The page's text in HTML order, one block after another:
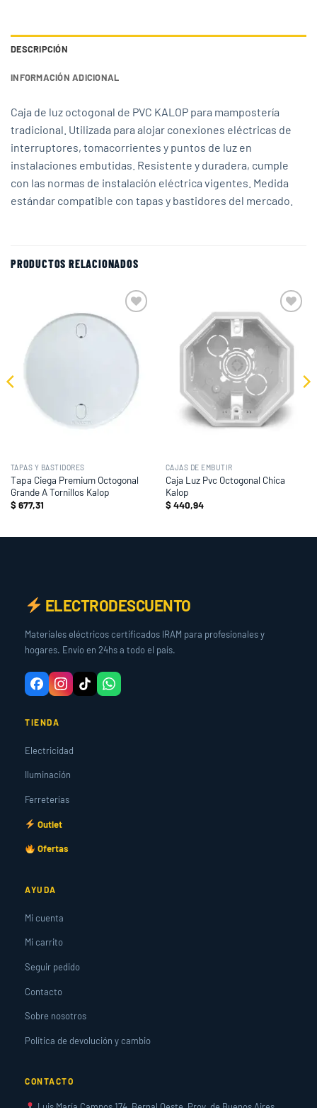
DESCRIPCIÓN
INFORMACIÓN ADICIONAL
Caja de luz octogonal de PVC KALOP para mampostería
tradicional. Utilizada para alojar conexiones eléctricas de
interruptores, tomacorrientes y puntos de luz en
instalaciones embutidas. Resistente y duradera, cumple
con las normas de instalación eléctrica vigentes. Medida
estándar compatible con tapas y bastidores del mercado.
PRODUCTOS RELACIONADOS
wishlist
TAPAS Y BASTIDORES
Tapa Ciega Premium Octogonal
Grande A Tornillos Kalop
$677,31
wishlist
CAJAS DE EMBUTIR
Caja Luz Pvc Octogonal Chica
Kalop
$440,94
ELECTRODESCUENTO
Materiales eléctricos certificados IRAM para profesionales y
hogares. Envío en 24hs a todo el país.
TIENDA
Electricidad
Iluminación
Ferreterías
Outlet
Ofertas
AYUDA
Mi cuenta
Mi carrito
Seguir pedido
Contacto
Sobre nosotros
Política de devolución y cambio
CONTACTO